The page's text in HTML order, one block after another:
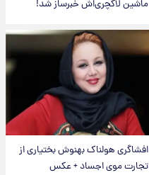
ماشین لاکچری‌اش خبرساز شد!
افشاگری هولناک بهنوش بختیاری از
تجارت موی اجساد + عکس